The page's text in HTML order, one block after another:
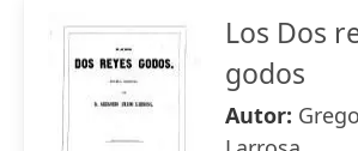
Los Dos
godos
Autor: